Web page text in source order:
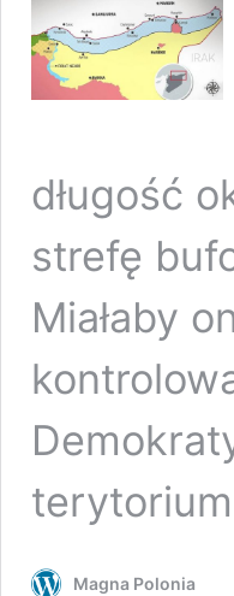
długość
strefę
Miałaby
Magna Polonia